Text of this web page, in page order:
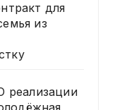
для
из
реализации